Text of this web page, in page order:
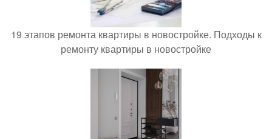
19 этапов ремонта квартиры в новостройке. Подходы к
ремонту квартиры в новостройке